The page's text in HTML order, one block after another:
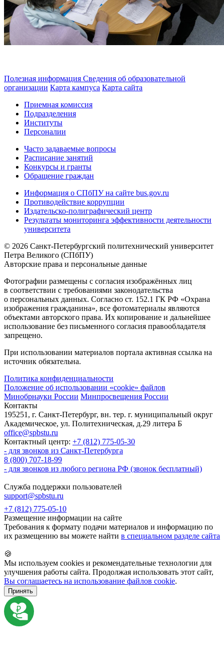
Полезная информация Сведения об образовательной
организации Карта кампуса Карта сайта
Приемная комиссия
Подразделения
Институты
Персоналии
Часто задаваемые вопросы
Расписание занятий
Конкурсы и гранты
Обращение граждан
Информация о СПбПУ на сайте bus.gov.ru
Противодействие коррупции
Издательско-полиграфический центр
Результаты мониторинга эффективности деятельности
университета
© 2026 Санкт-Петербургский политехнический университет
Петра Великого (СПбПУ)
Авторские права и персональные данные
Фотографии размещены с согласия изображённых лиц
в соответствии с требованиями законодательства
о персональных данных. Согласно ст. 152.1 ГК РФ «Охрана
изображения гражданина», все фотоматериалы являются
объектами авторского права. Их копирование и дальнейшее
использование без письменного согласия правообладателя
запрещено.
При использовании материалов портала активная ссылка на
источник обязательна.
Политика конфиденциальности
Положение об использовании «cookie» файлов
Минобрнауки России Минпросвещения России
Контакты
195251, г. Санкт-Петербург, вн. тер. г. муниципальный округ
Академическое, ул. Политехническая, д.29 литера Б
office@spbstu.ru
Контактный центр: +7 (812) 775-05-30
- для звонков из Санкт-Петербурга
8 (800) 707-18-99
- для звонков из любого региона РФ (звонок бесплатный)
Служба поддержки пользователей
support@spbstu.ru
+7 (812) 775-05-10
Размещение информации на сайте
Требования к формату подачи материалов и информацию по
их размещению вы можете найти в специальном разделе сайта
🍪
Мы используем cookies и рекомендательные технологии для
улучшения работы сайта. Продолжая использовать этот сайт,
Вы соглашаетесь на использование файлов cookie.
Принять